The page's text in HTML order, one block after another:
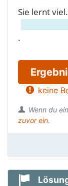
Sie lernt
.
keine
Wenn du
zuvor ein.